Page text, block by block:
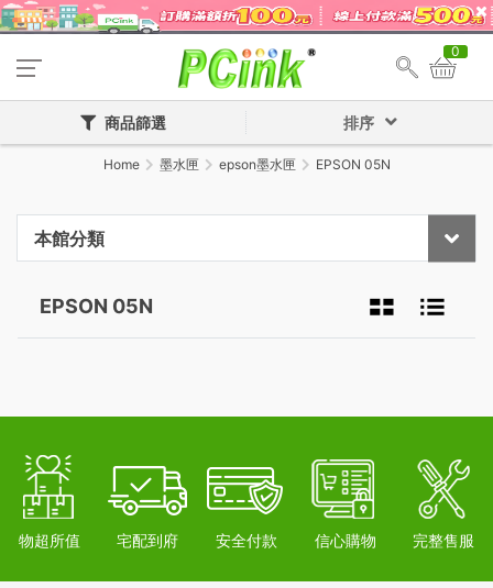
0
商品篩選 排序
Home 墨水匣 epson墨水匣 EPSON 05N
本館分類
EPSON 05N
物超所值 宅配到府 安全付款 信心購物 完整售服